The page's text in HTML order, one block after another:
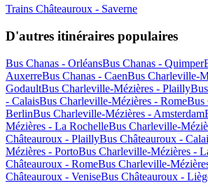
Trains Châteauroux - Saverne
D'autres itinéraires populaires
Bus Chanas - OrléansBus Chanas - Quimper
AuxerreBus Chanas - CaenBus Charleville-
GodaultBus Charleville-Mézières - Plailly
- CalaisBus Charleville-Mézières - RomeBus
BerlinBus Charleville-Mézières - Amsterdam
Mézières - La RochelleBus Charleville-
Châteauroux - PlaillyBus Châteauroux -
Mézières - PortoBus Charleville-Mézières -
Châteauroux - RomeBus Charleville-
Châteauroux - VeniseBus Châteauroux -